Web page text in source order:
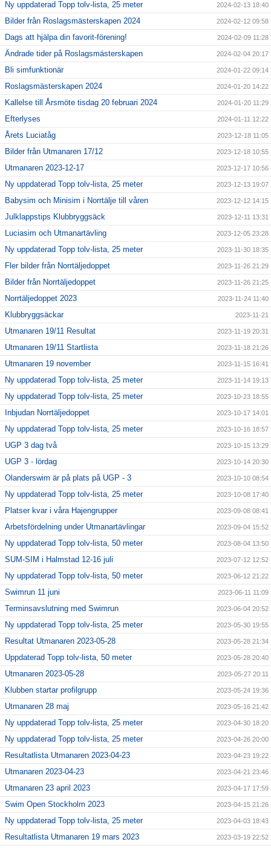
Ny uppdaterad Topp tolv-lista, 25 meter 2024-02-13 18:40
Bilder från Roslagsmästerskapen 2024 2024-02-12 09:58
Dags att hjälpa din favorit-förening! 2024-02-09 11:28
Ändrade tider på Roslagsmästerskapen 2024-02-04 20:17
Bli simfunktionär 2024-01-22 09:14
Roslagsmästerskapen 2024 2024-01-20 14:22
Kallelse till Årsmöte tisdag 20 februari 2024 2024-01-20 11:29
Efterlyses 2024-01-11 12:22
Årets Luciatåg 2023-12-18 11:05
Bilder från Utmanaren 17/12 2023-12-18 10:55
Utmanaren 2023-12-17 2023-12-17 10:56
Ny uppdaterad Topp tolv-lista, 25 meter 2023-12-13 19:07
Babysim och Minisim i Norrtälje till våren 2023-12-12 14:15
Julklappstips Klubbryggsäck 2023-12-11 13:31
Luciasim och Utmanartävling 2023-12-05 23:28
Ny uppdaterad Topp tolv-lista, 25 meter 2023-11-30 18:35
Fler bilder från Norrtäljedoppet 2023-11-26 21:29
Bilder från Norrtäljedoppet 2023-11-26 21:25
Norrtäljedoppet 2023 2023-11-24 11:40
Klubbryggsäckar 2023-11-21
Utmanaren 19/11 Resultat 2023-11-19 20:31
Utmanaren 19/11 Startlista 2023-11-18 21:26
Utmanaren 19 november 2023-11-15 16:41
Ny uppdaterad Topp tolv-lista, 25 meter 2023-11-14 19:13
Ny uppdaterad Topp tolv-lista, 25 meter 2023-10-23 18:55
Inbjudan Norrtäljedoppet 2023-10-17 14:01
Ny uppdaterad Topp tolv-lista, 25 meter 2023-10-16 18:57
UGP 3 dag två 2023-10-15 13:29
UGP 3 - lördag 2023-10-14 20:30
Olanderswim är på plats på UGP - 3 2023-10-10 08:54
Ny uppdaterad Topp tolv-lista, 25 meter 2023-10-08 17:40
Platser kvar i våra Hajengrupper 2023-09-08 08:41
Arbetsfördelning under Utmanartävlingar 2023-09-04 15:52
Ny uppdaterad Topp tolv-lista, 50 meter 2023-08-04 13:50
SUM-SIM i Halmstad 12-16 juli 2023-07-12 12:52
Ny uppdaterad Topp tolv-lista, 50 meter 2023-06-12 21:22
Swimrun 11 juni 2023-06-11 11:09
Terminsavslutning med Swimrun 2023-06-04 20:52
Ny uppdaterad Topp tolv-lista, 25 meter 2023-05-30 19:55
Resultat Utmanaren 2023-05-28 2023-05-28 21:34
Uppdaterad Topp tolv-lista, 50 meter 2023-05-28 20:40
Utmanaren 2023-05-28 2023-05-27 20:11
Klubben startar profilgrupp 2023-05-24 19:36
Utmanaren 28 maj 2023-05-16 21:42
Ny uppdaterad Topp tolv-lista, 25 meter 2023-04-30 18:20
Ny uppdaterad Topp tolv-lista, 25 meter 2023-04-26 20:00
Resultatlista Utmanaren 2023-04-23 2023-04-23 19:22
Utmanaren 2023-04-23 2023-04-21 23:46
Utmanaren 23 april 2023 2023-04-17 17:59
Swim Open Stockholm 2023 2023-04-15 21:26
Ny uppdaterad Topp tolv-lista, 25 meter 2023-04-03 18:43
Resultatlista Utmanaren 19 mars 2023 2023-03-19 22:52